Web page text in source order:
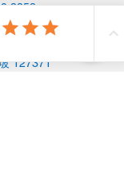
3858
127371